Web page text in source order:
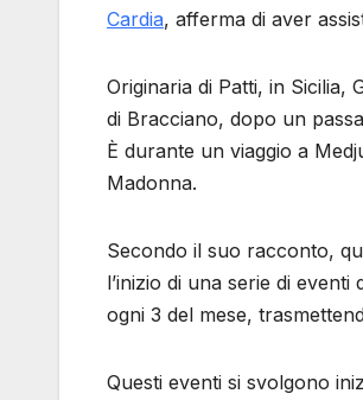
Cardia, afferma di aver
Originaria di Patti, in Sicilia,
di Bracciano, dopo un
È durante un viaggio a
Madonna.
Secondo il suo racconto,
l’inizio di una serie di
ogni 3 del mese,
Questi eventi si svolgono